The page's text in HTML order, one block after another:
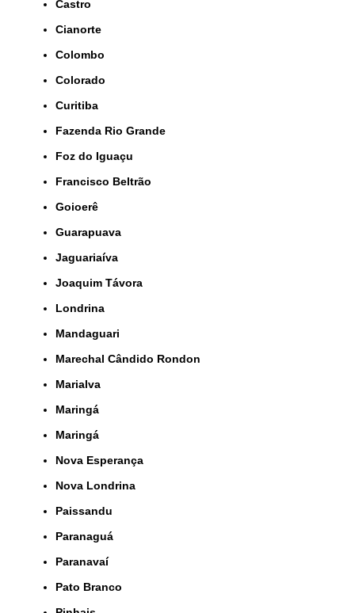
Castro
Cianorte
Colombo
Colorado
Curitiba
Fazenda Rio Grande
Foz do Iguaçu
Francisco Beltrão
Goioerê
Guarapuava
Jaguariaíva
Joaquim Távora
Londrina
Mandaguari
Marechal Cândido Rondon
Marialva
Maringá
Maringá
Nova Esperança
Nova Londrina
Paissandu
Paranaguá
Paranavaí
Pato Branco